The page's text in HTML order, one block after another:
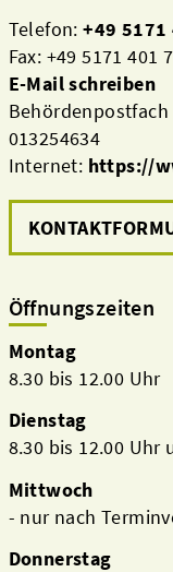
Telefon:+49 5171
Fax: +49 5171 401
E-Mail schreiben
Behördenpostfach
013254634
Internet: https://
Öffnungszeiten
Montag
8.30 bis 12.00 Uhr
Dienstag
8.30 bis 12.00 Uhr
Mittwoch
- nur nach
Donnerstag